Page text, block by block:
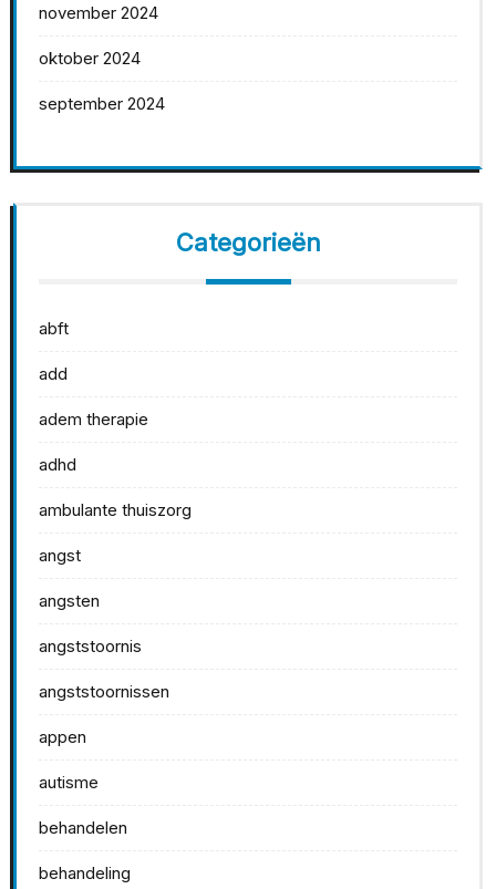
november 2024
oktober 2024
september 2024
Categorieën
abft
add
adem therapie
adhd
ambulante thuiszorg
angst
angsten
angststoornis
angststoornissen
appen
autisme
behandelen
behandeling